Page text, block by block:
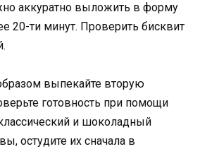
аккуратно выложить в форму
20-ти минут. Проверить бисквит
выпекайте вторую
готовность при помощи
и шоколадный
остудите их сначала в